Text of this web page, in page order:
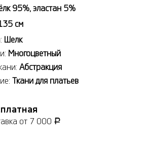
95%, эластан 5%
см
Шелк
Многоцветный
Абстракция
Ткани для платьев
от 7 000 Р